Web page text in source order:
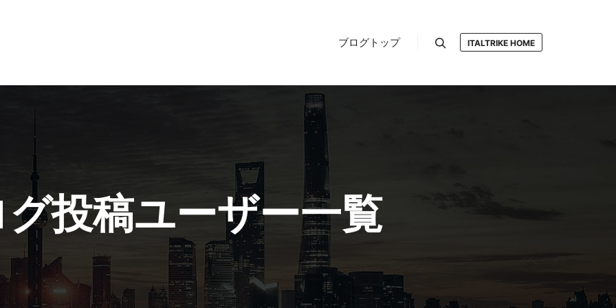
ブログトップ ITALTRIKE HOME
投稿ユーザー一覧